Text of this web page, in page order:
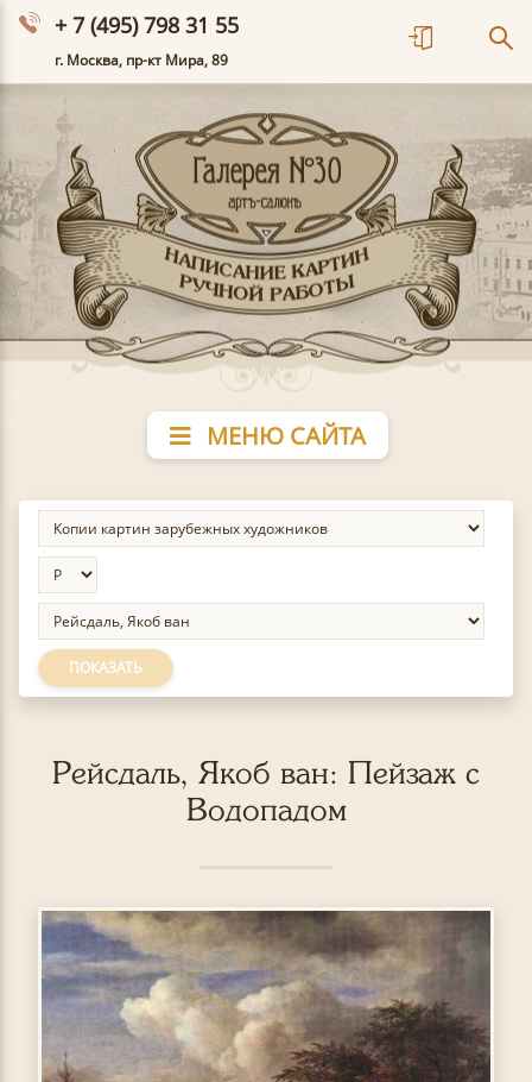
+ 7 (495) 798 31 55
г. Москва, пр-кт Мира, 89
МЕНЮ САЙТА
ПОКАЗАТЬ
Рейсдаль, Якоб ван: Пейзаж с
Водопадом